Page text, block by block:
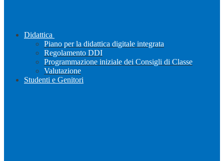
Didattica
Piano per la didattica digitale integrata
Regolamento DDI
Programmazione iniziale dei Consigli di Classe
Valutazione
Studenti e Genitori